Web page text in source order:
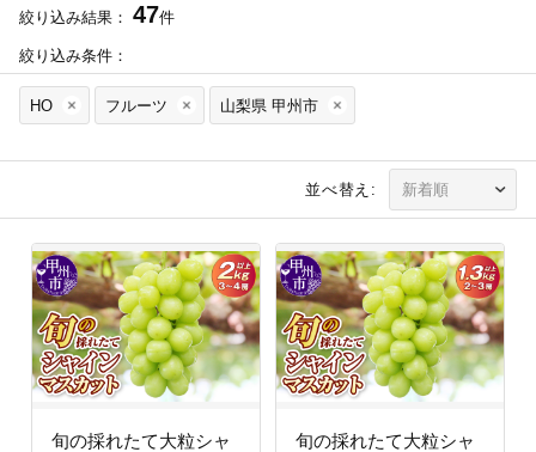
絞り込み結果： 47件
絞り込み条件：
HO フルーツ 山梨県 甲州市
並べ替え:
旬の採れたて大粒シャ
旬の採れたて大粒シャ